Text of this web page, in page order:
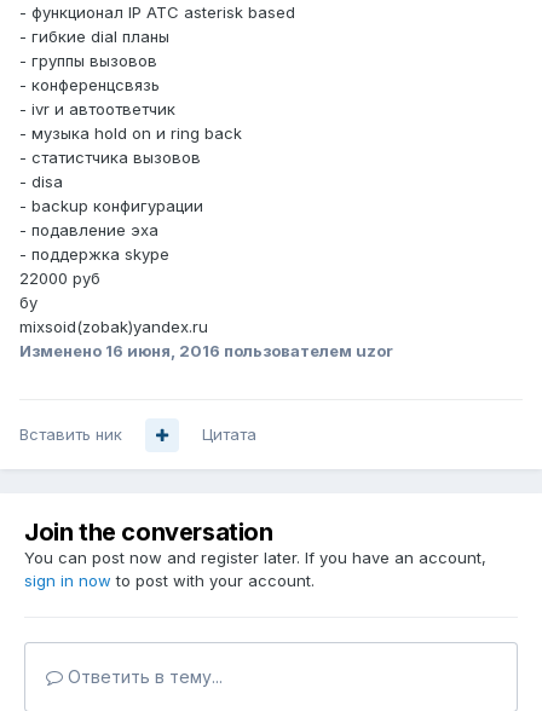
- функционал IP АТС asterisk based
- гибкие dial планы
- группы вызовов
- конференцсвязь
- ivr и автоответчик
- музыка hold on и ring back
- статистчика вызовов
- disa
- backup конфигурации
- подавление эха
- поддержка skype
22000 руб
бу
mixsoid(zobak)yandex.ru
Изменено 16 июня, 2016 пользователем uzor
Вставить ник Цитата
Join the conversation
You can post now and register later. If you have an account,
sign in now to post with your account.
Ответить в тему...